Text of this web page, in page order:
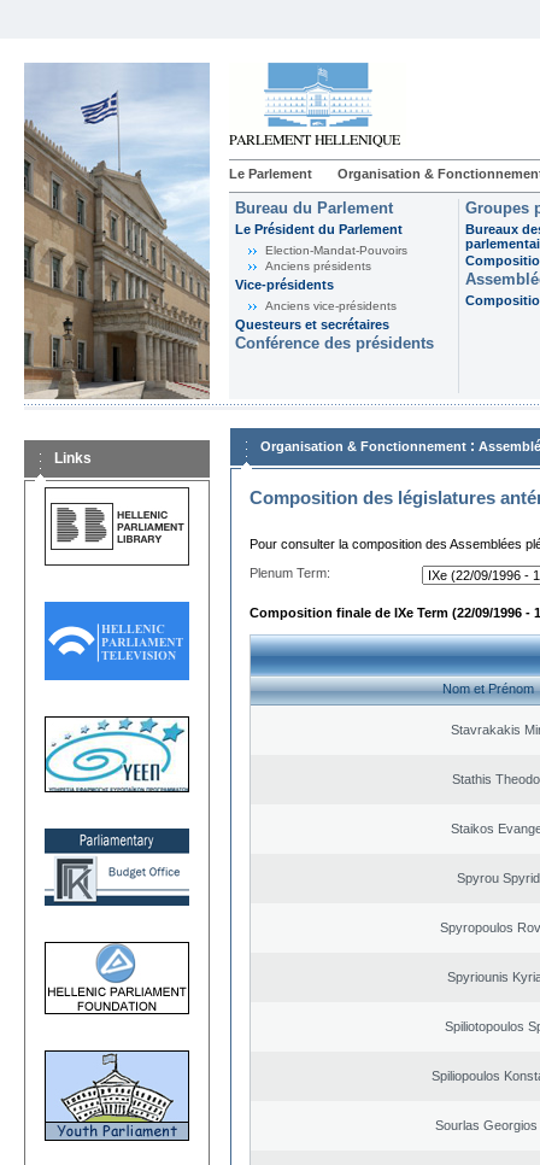
Le Parlement Organisation &
Bureau du Parlement
Le Président du Parlement
Election-Mandat-Pouvoirs
Anciens présidents
Vice-présidents
Anciens vice-présidents
Questeurs et secrétaires
Conférence des présidents
Groupes
Bureaux
Links
Organisation & Fonctionnement :
Composition des législatures
Pour consulter la composition des Assemblées
Plenum Term:
Composition finale de IXe Term (22/09/1996 -
Nom et Prénom
Stavrakakis
Stathis
Staikos
Spyrou
Spyropoulos
Spyriounis
Spiliotopoulos
Spiliopoulos
Sourlas Georgios